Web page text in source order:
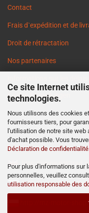
Ce site Internet
technologies.
Nous utilisons des cookies
fournisseurs tiers, pour
l'utilisation de notre site web
d'achat possible. Vous
Déclaration de confidentialité
Pour plus d'informations sur
personnelles, veuillez
utilisation responsable des
Contact
Frais d`expédition et de
Droit de rétractation
Nos partenaires
Cookie Einstellungen
http://
http://www.moto-
http://mz-motor-